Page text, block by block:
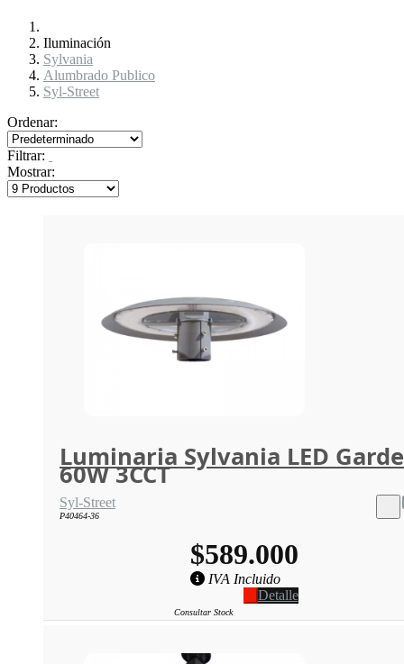
Iluminación
Sylvania
Alumbrado Publico
Syl-Street
Ordenar:
Filtrar:
Mostrar:
Luminaria Sylvania LED
60W 3CCT
Syl-Street
P40464-36
$589.000
IVA Incluido
Detalle
Consultar Stock